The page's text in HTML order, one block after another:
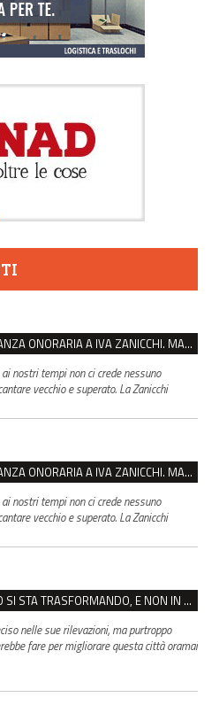
VENTASSO, SÌ ALLA CITTADINANZA ONORARIA A IVA ZANICCHI. MA BARGIACCHI: “È DI PESSIMO GUSTO”
nostri tempi non ci crede nessuno
vecchio e superato. La Zanicchi
VENTASSO, SÌ ALLA CITTADINANZA ONORARIA A IVA ZANICCHI. MA BARGIACCHI: “È DI PESSIMO GUSTO”
nostri tempi non ci crede nessuno
vecchio e superato. La Zanicchi
IL CENTRO STORICO DI REGGIO SI STA TRASFORMANDO, E NON IN MEGLIO
nelle sue rilevazioni, ma purtroppo
fare per migliorare questa città oramai